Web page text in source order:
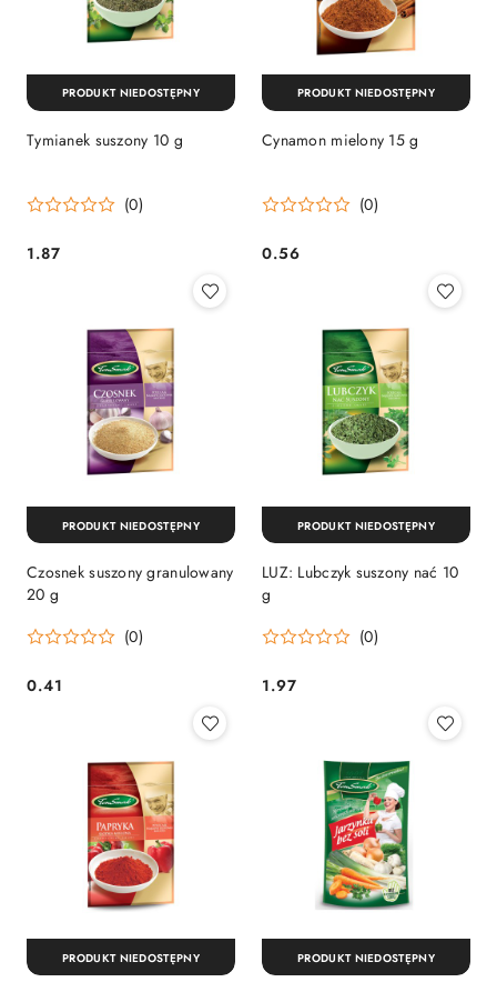
Tymianek suszony 10 g
(0)
Cena:
1.87
PRODUKT NIEDOSTĘPNY
Cynamon mielony 15 g
(0)
Cena:
0.56
PRODUKT NIEDOSTĘPNY
Czosnek suszony granulowany
20 g
(0)
Cena:
0.41
PRODUKT NIEDOSTĘPNY
LUZ: Lubczyk suszony nać 10
g
(0)
Cena:
1.97
PRODUKT NIEDOSTĘPNY
PRODUKT NIEDOSTĘPNY PRODUKT NIEDOSTĘPNY